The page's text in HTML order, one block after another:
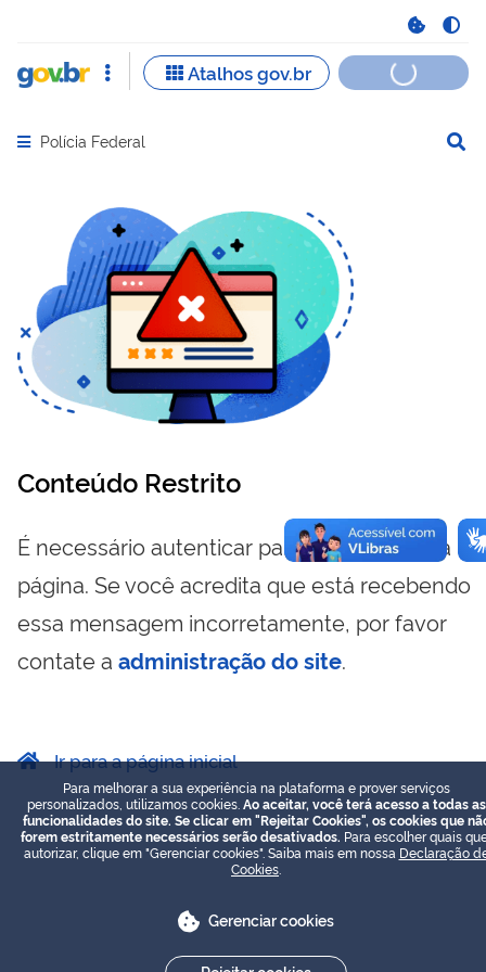
Abrir menu principal de navegação
Polícia Federal
Conteúdo Restrito
É necessário autenticar para visualizar essa
página. Se você acredita que está recebendo
essa mensagem incorretamente, por favor
contate a administração do site.
Ir para a página inicial
Para melhorar a sua experiência na plataforma e prover serviços
personalizados, utilizamos cookies. Ao aceitar, você terá acesso a todas as
funcionalidades do site. Se clicar em "Rejeitar Cookies", os cookies que
forem estritamente necessários serão desativados. Para escolher quais
autorizar, clique em "Gerenciar cookies". Saiba mais em nossa Declaração
Cookies
Gerenciar cookies